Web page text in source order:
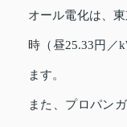
オール電化は、
時（昼25.33円／
ます。
また、プロパン